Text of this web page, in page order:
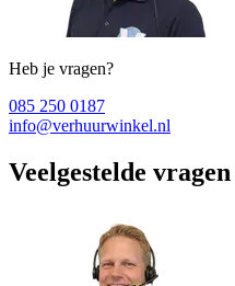
Heb je vragen?
085 250 0187
info@verhuurwinkel.nl
Veelgestelde vragen